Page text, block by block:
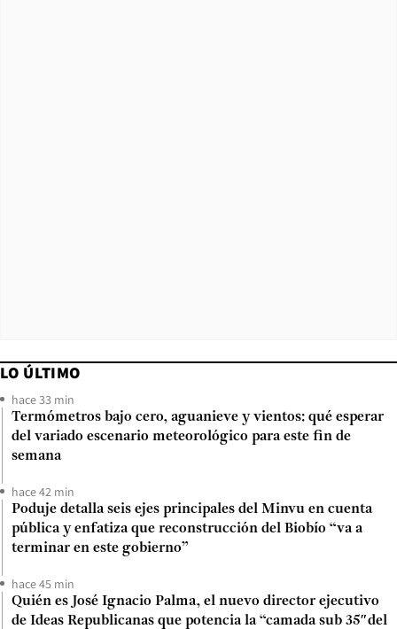
LO ÚLTIMO
hace 33 min
Termómetros bajo cero, aguanieve y vientos: qué esperar
del variado escenario meteorológico para este fin de
semana
hace 42 min
Poduje detalla seis ejes principales del Minvu en cuenta
pública y enfatiza que reconstrucción del Biobío “va a
terminar en este gobierno”
hace 45 min
Quién es José Ignacio Palma, el nuevo director ejecutivo
de Ideas Republicanas que potencia la “camada sub 35″del